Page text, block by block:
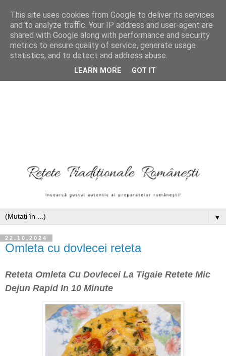
▼
22.10.2024
Omleta cu dovlecei reteta
Reteta Omleta Cu Dovlecei La Tigaie Retete Mic
Dejun Rapid In 10 Minute
This site uses cookies from Google to deliver its services
and to analyze traffic. Your IP address and user-agent are
shared with Google along with performance and security
metrics to ensure quality of service, generate usage
statistics, and to detect and address abuse.
LEARN MORE GOT IT